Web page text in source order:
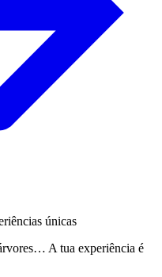
únicas
A tua experiência é